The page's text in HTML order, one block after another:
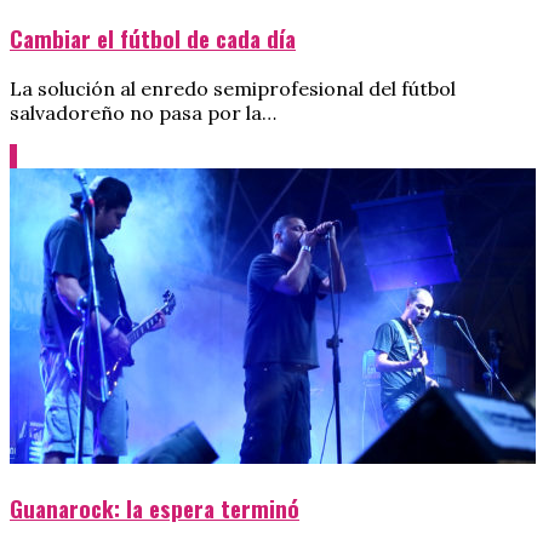
Cambiar el fútbol de cada día
La solución al enredo semiprofesional del fútbol
salvadoreño no pasa por la…
Guanarock: la espera terminó